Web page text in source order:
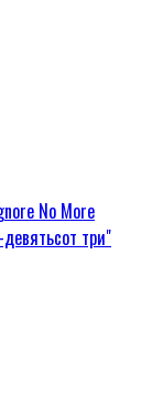
No More
три"